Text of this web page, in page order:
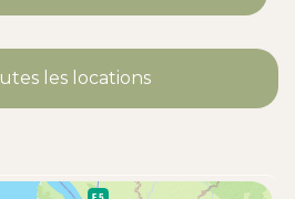
les locations